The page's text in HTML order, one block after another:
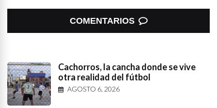
COMENTARIOS
Cachorros, la cancha donde se vive
otra realidad del fútbol
AGOSTO 6, 2026